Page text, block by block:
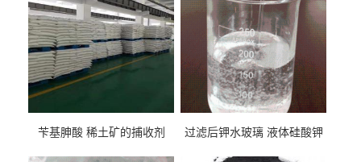
苄基胂酸 稀土矿的捕收剂 过滤后钾水玻璃 液体硅酸钾